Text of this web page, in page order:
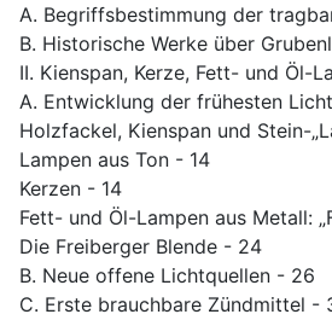
A. Begriffsbestimmung der
B. Historische Werke über
II. Kienspan, Kerze, Fett- und Öl-
A. Entwicklung der frühesten
Holzfackel, Kienspan und Stein-
Lampen aus Ton - 14
Kerzen - 14
Fett- und Öl-Lampen aus Metall:
Die Freiberger Blende - 24
B. Neue offene Lichtquellen - 26
C. Erste brauchbare Zündmittel -